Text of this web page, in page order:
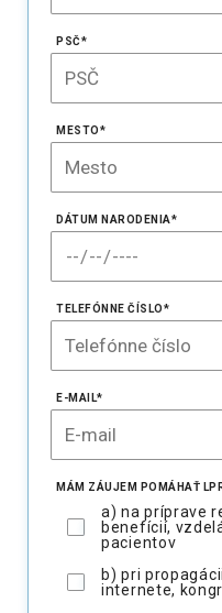
PSČ*
MESTO*
DÁTUM NARODENIA*
TELEFÓNNE ČÍSLO*
E-MAIL*
MÁM ZÁUJEM POMÁHAŤ
a) na príprave
benefícií,
pacientov
b) pri
internete,